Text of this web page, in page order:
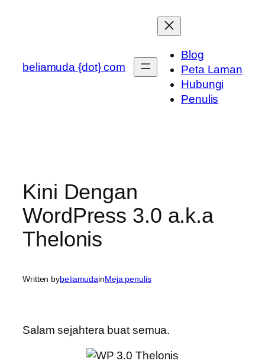
beliamuda {dot} com
Blog
Peta Laman
Hubungi
Penulis
Kini Dengan
WordPress 3.0 a.k.a
Thelonis
Written bybeliamudainMeja penulis
Salam sejahtera buat semua.